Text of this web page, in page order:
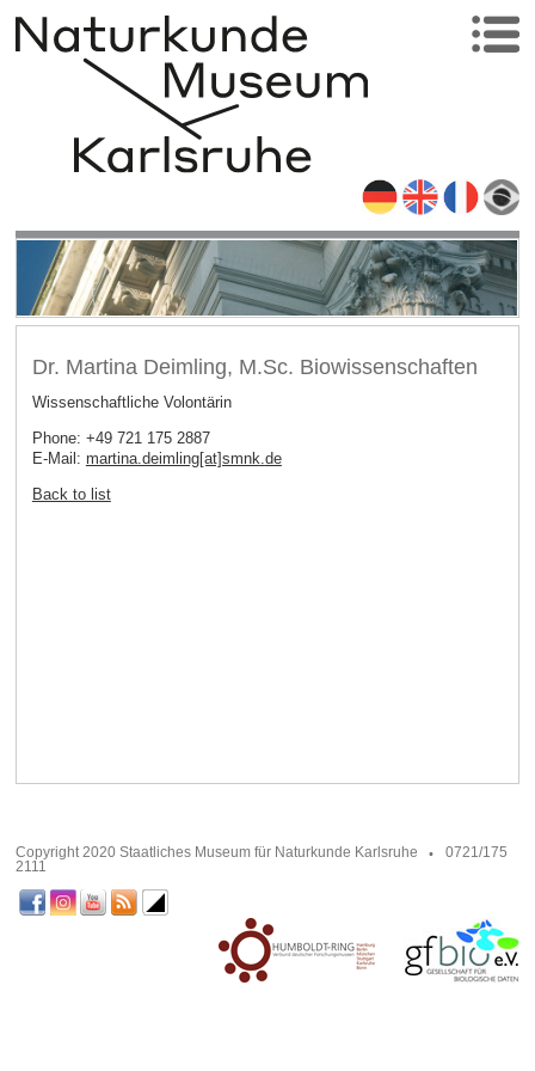
Dr. Martina Deimling, M.Sc. Biowissenschaften
Wissenschaftliche Volontärin
Phone: +49 721 175 2887
E-Mail: martina.deimling[at]smnk.de
Back to list
Copyright 2020 Staatliches Museum für Naturkunde Karlsruhe
0721/175
2111